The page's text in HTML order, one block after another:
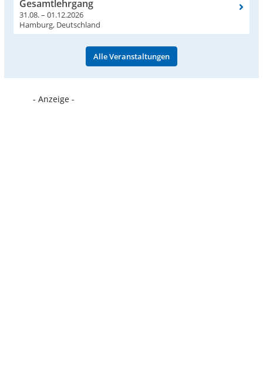
Gesamtlehrgang
31.08. – 01.12.2026
Hamburg, Deutschland
Alle Veranstaltungen
- Anzeige -